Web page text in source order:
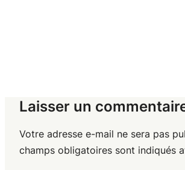
Laisser un
Votre adresse e-mail ne sera pas
champs obligatoires sont indiqués